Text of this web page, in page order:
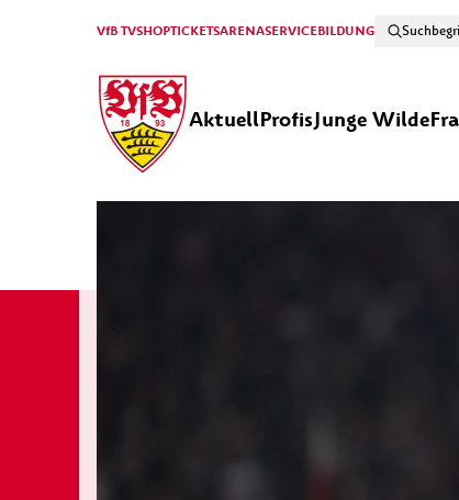
VfB TVSHOPTICKETSARENASERVICEBILDUNG
AktuellProfisJunge Wilde